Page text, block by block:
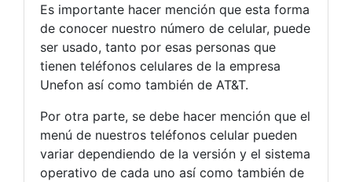
Es importante hacer mención que esta forma
de conocer nuestro número de celular, puede
ser usado, tanto por esas personas que
tienen teléfonos celulares de la empresa
Unefon así como también de AT&T.
Por otra parte, se debe hacer mención que el
menú de nuestros teléfonos celular pueden
variar dependiendo de la versión y el sistema
operativo de cada uno así como también de